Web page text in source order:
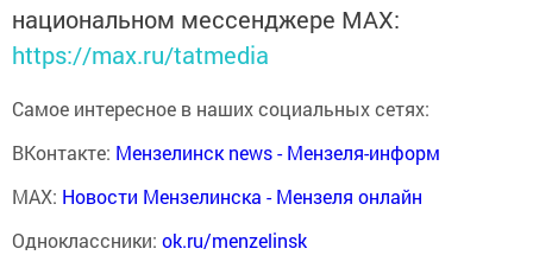
национальном мессенджере MАХ:
https://max.ru/tatmedia
Самое интересное в наших социальных сетях:
ВКонтакте: Мензелинск news - Мензеля-информ
MAX: Новости Мензелинска - Мензеля онлайн
Одноклассники: ok.ru/menzelinsk